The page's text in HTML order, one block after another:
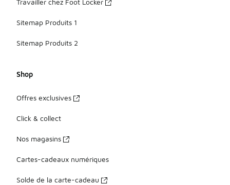
Travailler chez Foot Locker
Sitemap Produits 1
Sitemap Produits 2
Shop
Offres exclusives
Click & collect
Nos magasins
Cartes-cadeaux numériques
Solde de la carte-cadeau